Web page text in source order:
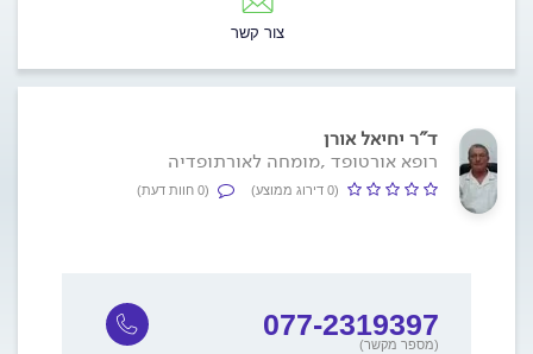
צור קשר
ד"ר יחיאל אורן
רופא אורטופד ,מומחה לאורתופדיה
(0 דירוג ממוצע) (0 חוות דעת)
077-2319397
(מספר מקשר)